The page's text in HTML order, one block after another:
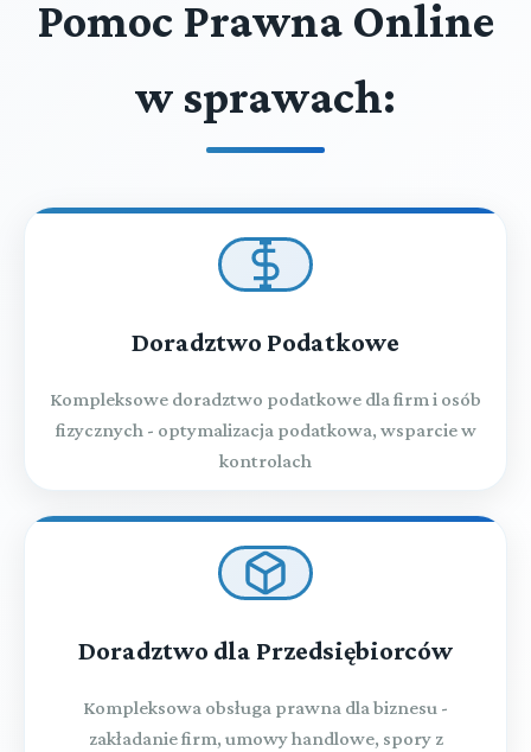
Pomoc Prawna Online
w sprawach:
Doradztwo Podatkowe
Kompleksowe doradztwo podatkowe dla firm i osób
fizycznych - optymalizacja podatkowa, wsparcie w
kontrolach
Doradztwo dla Przedsiębiorców
Kompleksowa obsługa prawna dla biznesu -
zakładanie firm, umowy handlowe, spory z